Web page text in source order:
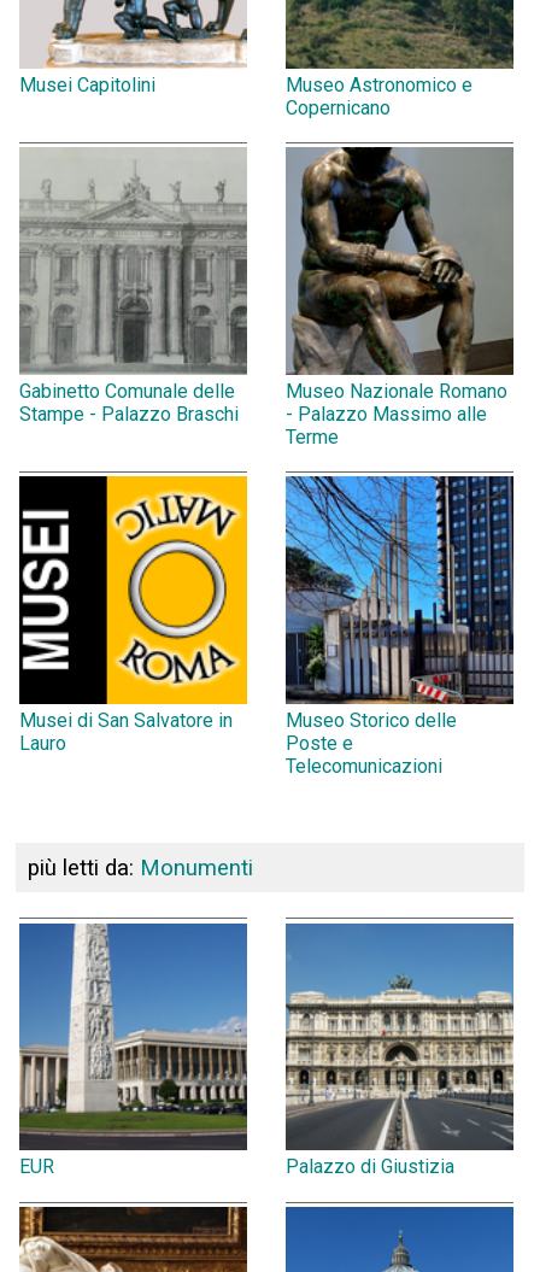
Musei Capitolini
Museo Astronomico e
Copernicano
Gabinetto Comunale delle
Stampe - Palazzo Braschi
Museo Nazionale Romano
- Palazzo Massimo alle
Terme
Musei di San Salvatore in
Lauro
Museo Storico delle
Poste e
Telecomunicazioni
più letti da: Monumenti
EUR Palazzo di Giustizia